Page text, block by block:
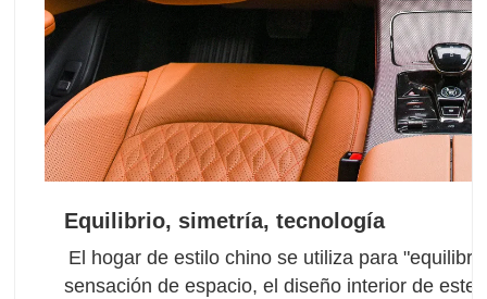
Equilibrio, simetría, tecnología
El hogar de estilo chino se utiliza para
sensación de espacio, el diseño interior de